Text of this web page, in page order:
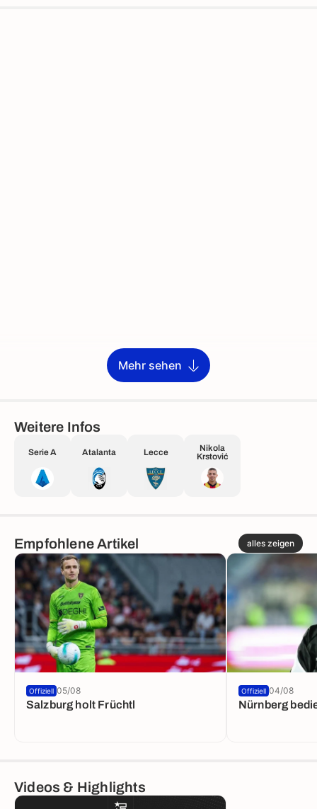
Mehr sehen
Weitere Infos
Serie A Atalanta Lecce
Nikola
Krstović
Empfohlene Artikel alles zeigen
Salzburg holt Früchtl
Offiziell 05/08
Nürnberg
Offiziell 04/08
Videos & Highlights